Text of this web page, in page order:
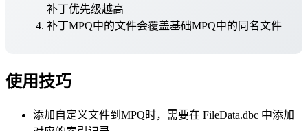
补丁优先级越高
补丁MPQ中的文件会覆盖基础MPQ中的同名文件
使用技巧
添加自定义文件到MPQ时，需要在 FileData.dbc 中添加